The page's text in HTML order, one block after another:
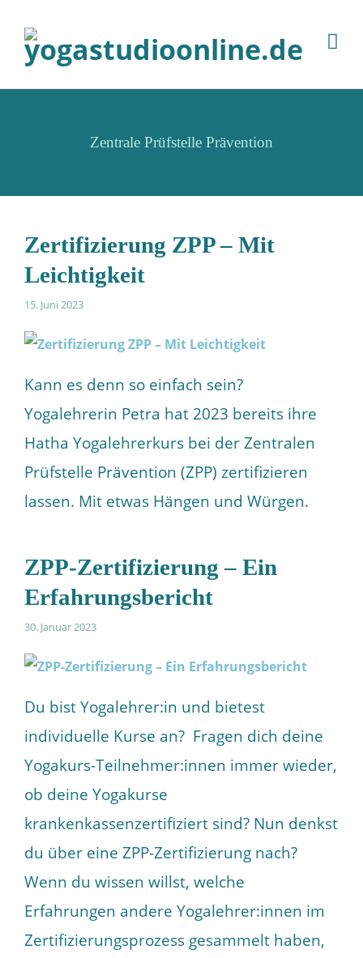
Zentrale Prüfstelle Prävention
Zertifizierung ZPP – Mit
Leichtigkeit
15. Juni 2023
Kann es denn so einfach sein?
Yogalehrerin Petra hat 2023 bereits ihre
Hatha Yogalehrerkurs bei der Zentralen
Prüfstelle Prävention (ZPP) zertifizieren
lassen. Mit etwas Hängen und Würgen.
ZPP-Zertifizierung – Ein
Erfahrungsbericht
30. Januar 2023
Du bist Yogalehrer:in und bietest
individuelle Kurse an? Fragen dich deine
Yogakurs-Teilnehmer:innen immer wieder,
ob deine Yogakurse
krankenkassenzertifiziert sind? Nun denkst
du über eine ZPP-Zertifizierung nach?
Wenn du wissen willst, welche
Erfahrungen andere Yogalehrer:innen im
Zertifizierungsprozess gesammelt haben,